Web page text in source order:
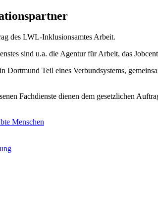
des LWL-Inklusionsamtes Arbeit.
sind u.a. die Agentur für Arbeit, das
Teil eines Verbundsystems,
Fachdienste dienen dem gesetzlichen
Menschen